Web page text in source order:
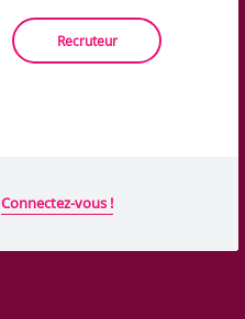
Recruteur
Connectez-vous !